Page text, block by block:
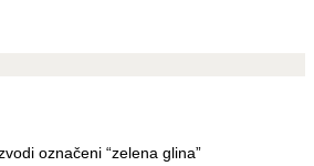
označeni “zelena glina”